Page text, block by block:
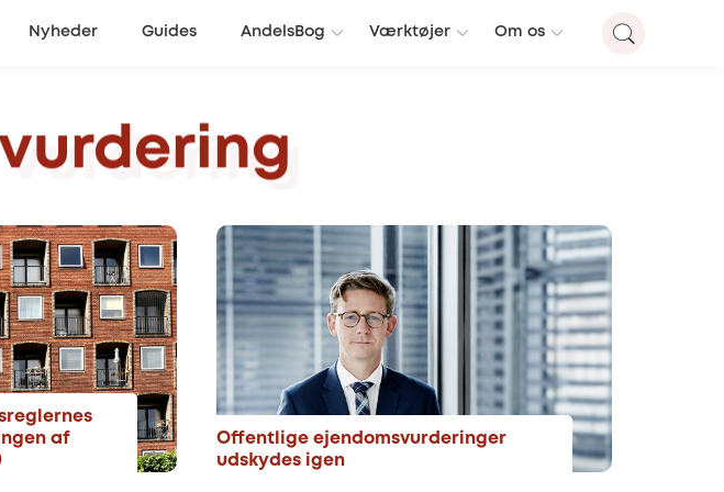
Nyheder Guides AndelsBog Værktøjer Om os
af
Offentlige ejendomsvurderinger
udskydes igen